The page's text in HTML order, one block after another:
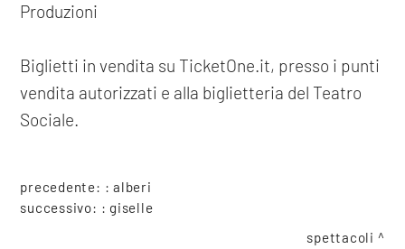
Produzioni
Biglietti in vendita su TicketOne.it, presso i punti
vendita autorizzati e alla biglietteria del Teatro
Sociale.
precedente: :alberi
successivo: : giselle
spettacoli